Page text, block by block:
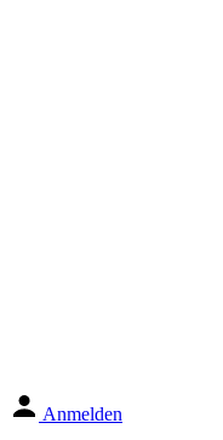
Anmelden